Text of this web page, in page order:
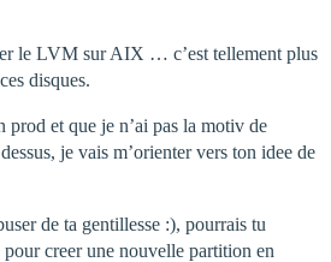
le LVM sur AIX … c’est tellement plus
disques.
prod et que je n’ai pas la motiv de
je vais m’orienter vers ton idee de
de ta gentillesse :), pourrais tu
creer une nouvelle partition en